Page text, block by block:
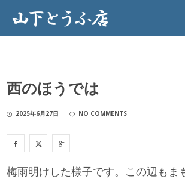
西のほうでは
2025年6月27日 NO COMMENTS
梅雨明けした様子です。この辺もま